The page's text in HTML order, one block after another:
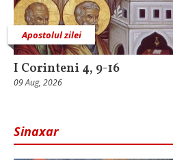
Apostolul zilei
I Corinteni 4, 9-16
09 Aug, 2026
Sinaxar